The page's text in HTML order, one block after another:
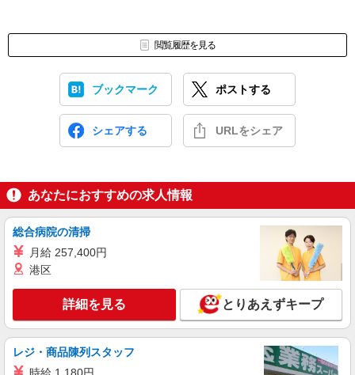
閲覧履歴を見る
ブックマーク ポストする
シェアする URLをシェア
あなたにおすすめの求人情報
総合病院の清掃
月給 257,400円
港区
詳細を見る とりあえずキープ
レジ・商品陳列スタッフ